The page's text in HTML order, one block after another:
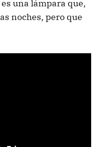
una lámpara que,
noches, pero que